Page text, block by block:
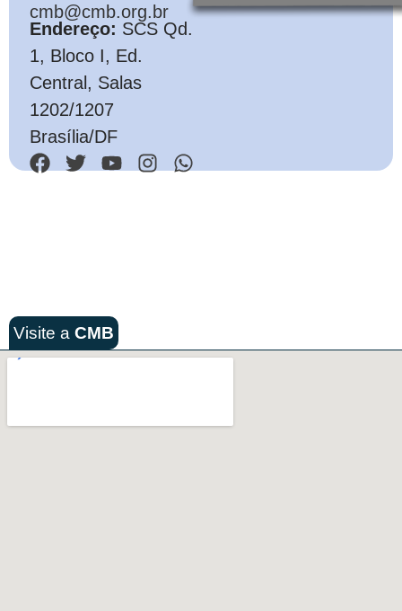
cmb@cmb.org.br
Endereço: SCS Qd.
1, Bloco I, Ed.
Central, Salas
1202/1207
Brasília/DF
Visite a CMB